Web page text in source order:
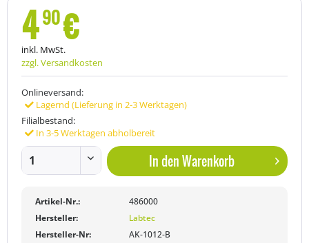
490€
inkl. MwSt.
zzgl. Versandkosten
Onlineversand:
Lagernd (Lieferung in 2-3 Werktagen)
Filialbestand:
In 3-5 Werktagen abholbereit
In denWarenkorb
Artikel-Nr.:
486000
Hersteller:
Labtec
Hersteller-Nr:
AK-1012-B